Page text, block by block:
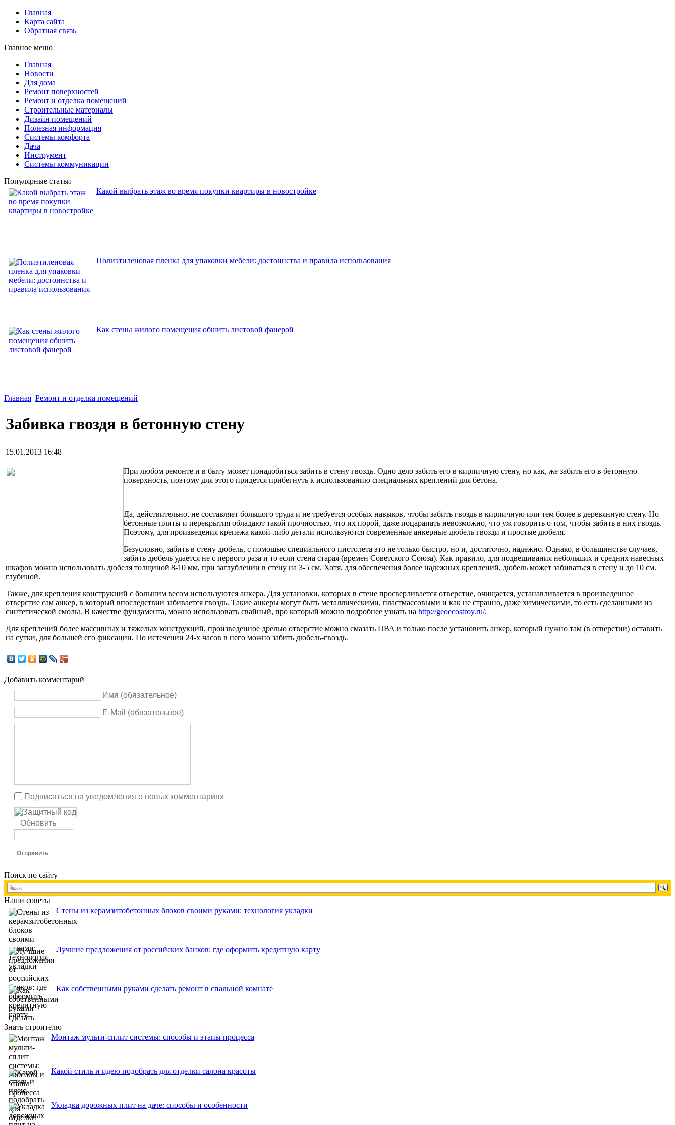
Главная
Карта сайта
Обратная связь
Главное меню
Главная
Новости
Для дома
Ремонт поверхностей
Ремонт и отделка помещений
Строительные материалы
Дизайн помещений
Полезная информация
Системы комфорта
Дача
Инструмент
Системы коммуникации
Популярные статьи
Какой выбрать этаж во время покупки квартиры в новостройке
Полиэтиленовая пленка для упаковки мебели: достоинства и правила использования
Как стены жилого помещения обшить листовой фанерой
Главная Ремонт и отделка помещений
Забивка гвоздя в бетонную стену
15.01.2013 16:48
При любом ремонте и в быту может понадобиться забить в стену гвоздь. Одно дело забить его в кирпичную стену, но как, же забить его в бетонную
поверхность, поэтому для этого придется прибегнуть к использованию специальных креплений для бетона.
Да, действительно, не составляет большого труда и не требуется особых навыков, чтобы забить гвоздь в кирпичную или тем более в деревянную стену. Но
бетонные плиты и перекрытия обладают такой прочностью, что их порой, даже поцарапать невозможно, что уж говорить о том, чтобы забить в них гвоздь.
Поэтому, для произведения крепежа какой-либо детали используются современные анкерные дюбель гвозди и простые дюбеля.
Безусловно, забить в стену дюбель, с помощью специального пистолета это не только быстро, но и, достаточно, надежно. Однако, в большинстве случаев,
забить дюбель удается не с первого раза и то если стена старая (времен Советского Союза). Как правило, для подвешивания небольших и средних навесных
шкафов можно использовать дюбеля толщиной 8-10 мм, при заглублении в стену на 3-5 см. Хотя, для обеспечения более надежных креплений, дюбель может забиваться в стену и до 10 см.
глубиной.
Также, для крепления конструкций с большим весом используются анкера. Для установки, которых в стене просверливается отверстие, очищается, устанавливается в произведенное
отверстие сам анкер, в который впоследствии забивается гвоздь. Такие анкеры могут быть металлическими, пластмассовыми и как не странно, даже химическими, то есть сделанными из
синтетической смолы. В качестве фундамента, можно использовать свайный, про который можно подробнее узнать на http://geoecostroy.ru/.
Для креплений более массивных и тяжелых конструкций, произведенное дрелью отверстие можно смазать ПВА и только после установить анкер, который нужно там (в отверстии) оставить
на сутки, для большей его фиксации. По истечении 24-х часов в него можно забить дюбель-гвоздь.
Добавить комментарий
Имя (обязательное)
E-Mail (обязательное)
Подписаться на уведомления о новых комментариях
Обновить
Отправить
Поиск по сайту
Наши советы
Стены из керамзитобетонных блоков своими руками: технология укладки
Лучшие предложения от российских банков: где оформить кредитную карту
Как собственными руками сделать ремонт в спальной комнате
Знать строителю
Монтаж мульти-сплит системы: способы и этапы процесса
Какой стиль и идею подобрать для отделки салона красоты
Укладка дорожных плит на даче: способы и особенности